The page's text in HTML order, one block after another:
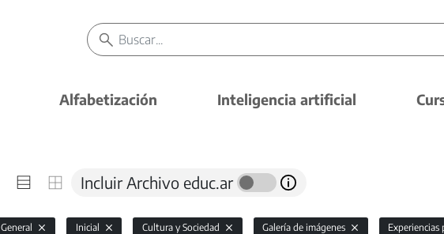
Alfabetización Inteligencia artificial
Incluir Archivo educ.ar
General Inicial Cultura y Sociedad Galería de imágenes Experiencias